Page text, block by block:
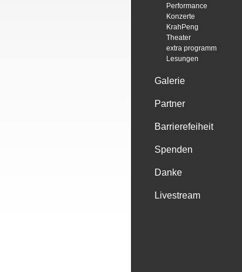
Performance
Konzerte
KrahPeng
Theater
extra programm
Lesungen
Galerie
Partner
Barrierefeiheit
Spenden
Danke
Livestream